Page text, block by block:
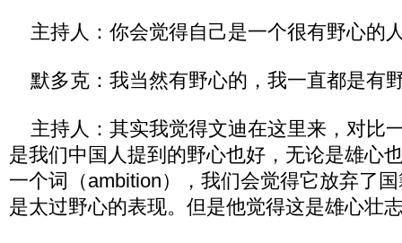
主持人：你会觉得自己是一个很有野心的
默多克：我当然有野心的，我一直都是有
主持人：其实我觉得文迪在这里来，对比
是我们中国人提到的野心也好，无论是雄心
一个词（ambition），我们会觉得它放弃了
是太过野心的表现。但是他觉得这是雄心壮